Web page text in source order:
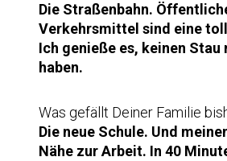
Die Straßenbahn.
Verkehrsmittel sind eine
Ich genieße es, keinen Stau
haben.
Was gefällt Deiner Familie
Die neue Schule. Und
Nähe zur Arbeit. In 40